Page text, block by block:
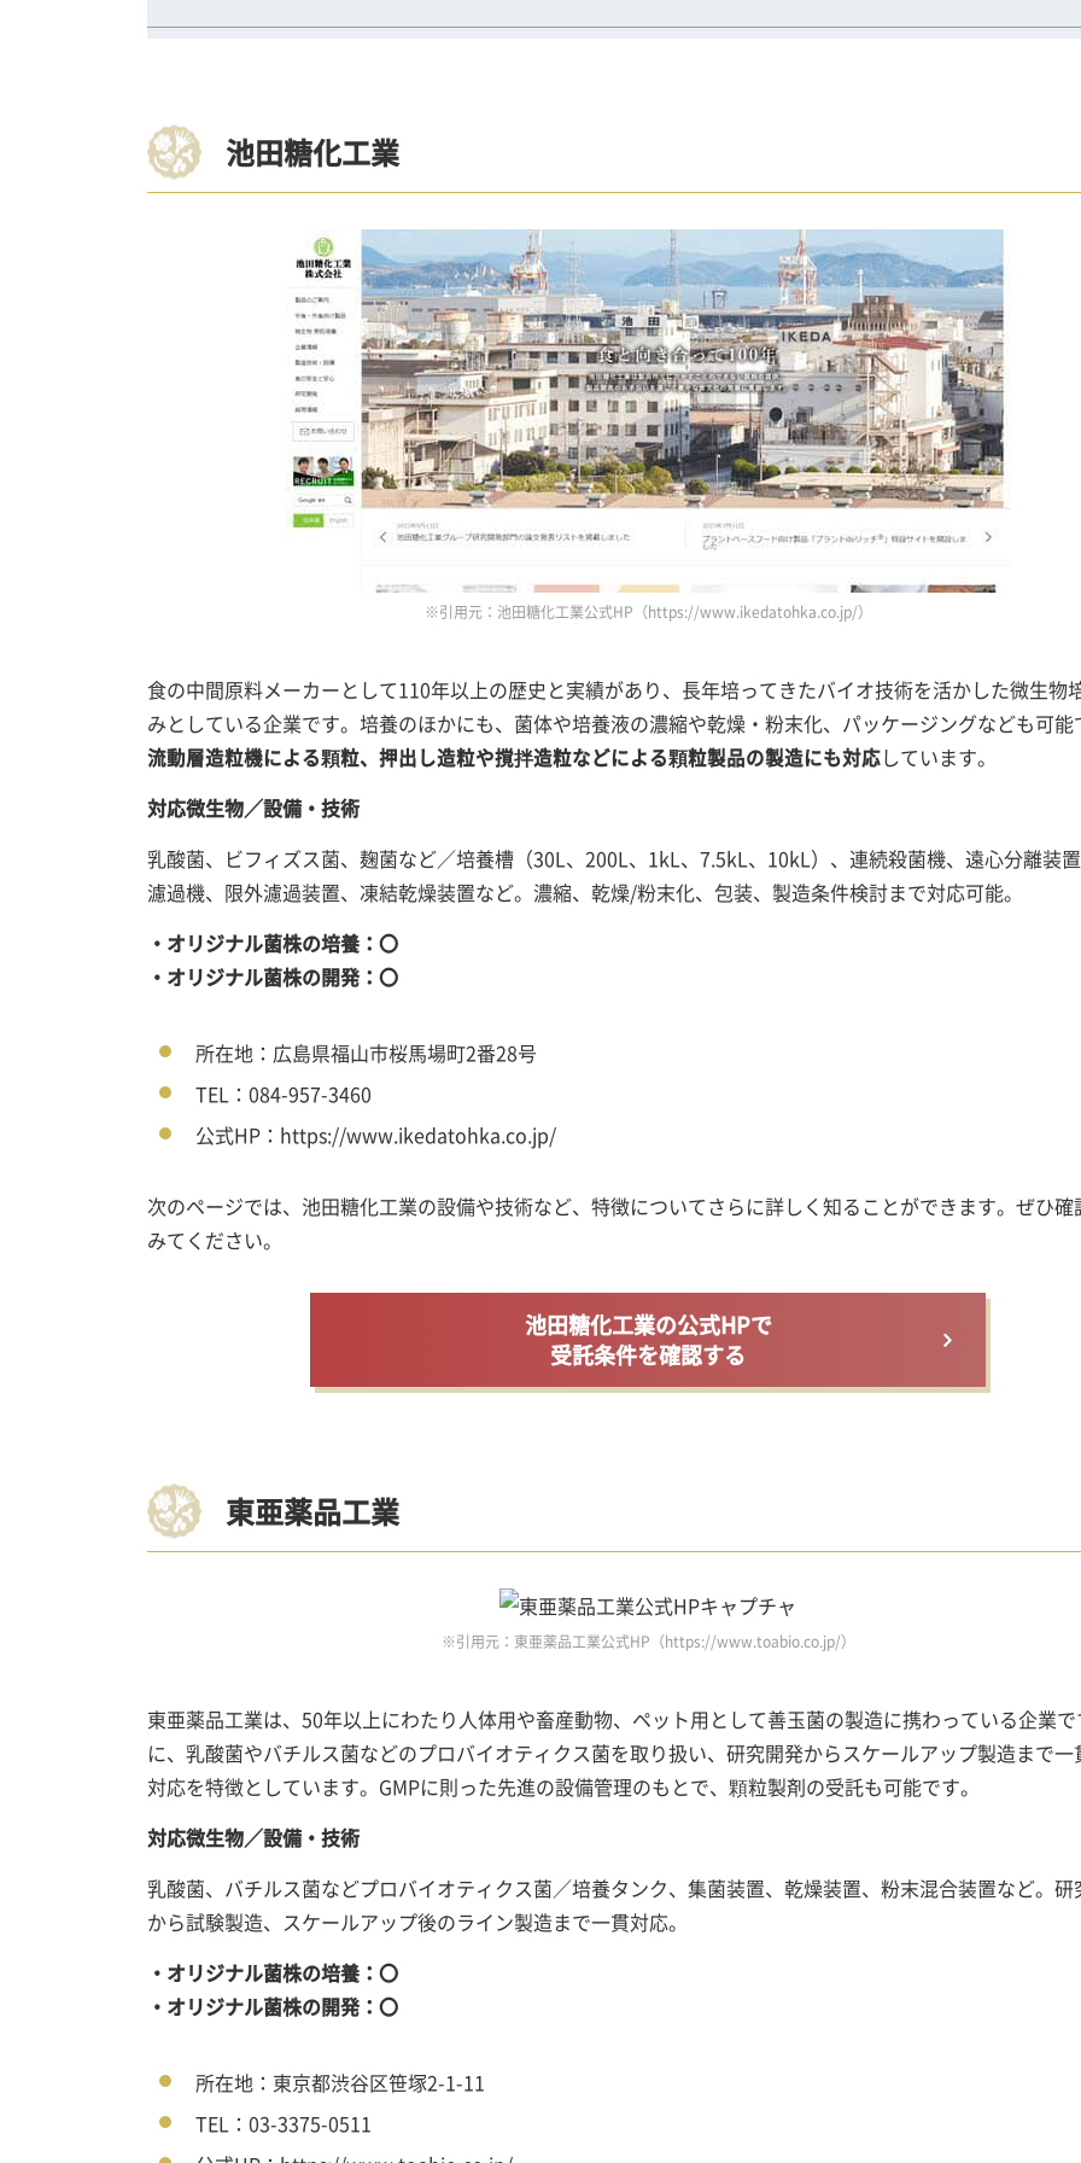
池田糖化工業
※引用元：池田糖化工業公式HP（https://www.ikedatohka.co.jp/）
食の中間原料メーカーとして110年以上の歴史と実績があり、長年培ってきたバイオ技術を活かした微生物
みとしている企業です。培養のほかにも、菌体や培養液の濃縮や乾燥・粉末化、パッケージングなども可能
流動層造粒機による顆粒、押出し造粒や撹拌造粒などによる顆粒製品の製造にも対応しています。
対応微生物／設備・技術
乳酸菌、ビフィズス菌、麹菌など／培養槽（30L、200L、1kL、7.5kL、10kL）、連続殺菌機、遠心分離装
濾過機、限外濾過装置、凍結乾燥装置など。濃縮、乾燥/粉末化、包装、製造条件検討まで対応可能。
・オリジナル菌株の培養：〇
・オリジナル菌株の開発：〇
所在地：広島県福山市桜馬場町2番28号
TEL：084-957-3460
公式HP：https://www.ikedatohka.co.jp/
次のページでは、池田糖化工業の設備や技術など、特徴についてさらに詳しく知ることができます。ぜひ確
みてください。
池田糖化工業の公式HPで
受託条件を確認する
東亜薬品工業
※引用元：東亜薬品工業公式HP（https://www.toabio.co.jp/）
東亜薬品工業は、50年以上にわたり人体用や畜産動物、ペット用として善玉菌の製造に携わっている企業
に、乳酸菌やバチルス菌などのプロバイオティクス菌を取り扱い、研究開発からスケールアップ製造まで一
対応を特徴としています。GMPに則った先進の設備管理のもとで、顆粒製剤の受託も可能です。
対応微生物／設備・技術
乳酸菌、バチルス菌などプロバイオティクス菌／培養タンク、集菌装置、乾燥装置、粉末混合装置など。研
から試験製造、スケールアップ後のライン製造まで一貫対応。
・オリジナル菌株の培養：〇
・オリジナル菌株の開発：〇
所在地：東京都渋谷区笹塚2-1-11
TEL：03-3375-0511